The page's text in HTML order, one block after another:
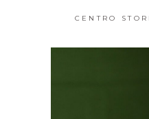
CENTRO